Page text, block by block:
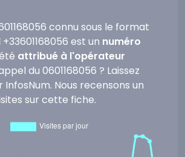
connu sous le format
est un numéro
attribué à l'opérateur
du 0601168056 ? Laissez
InfosNum. Nous recensons un
sur cette fiche.